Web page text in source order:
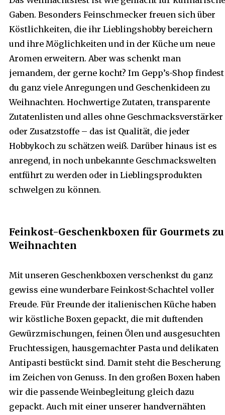
Gaben. Besonders Feinschmecker freuen sich über
Köstlichkeiten, die ihr Lieblingshobby bereichern
und ihre Möglichkeiten und in der Küche um neue
Aromen erweitern. Aber was schenkt man
jemandem, der gerne kocht? Im Gepp’s-Shop findest
du ganz viele Anregungen und Geschenkideen zu
Weihnachten. Hochwertige Zutaten, transparente
Zutatenlisten und alles ohne Geschmacksverstärker
oder Zusatzstoffe – das ist Qualität, die jeder
Hobbykoch zu schätzen weiß. Darüber hinaus ist es
anregend, in noch unbekannte Geschmackswelten
entführt zu werden oder in Lieblingsprodukten
schwelgen zu können.
Feinkost-Geschenkboxen für Gourmets zu
Weihnachten
Mit unseren Geschenkboxen verschenkst du ganz
gewiss eine wunderbare Feinkost-Schachtel voller
Freude. Für Freunde der italienischen Küche haben
wir köstliche Boxen gepackt, die mit duftenden
Gewürzmischungen, feinen Ölen und ausgesuchten
Fruchtessigen, hausgemachter Pasta und delikaten
Antipasti bestückt sind. Damit steht die Bescherung
im Zeichen von Genuss. In den großen Boxen haben
wir die passende Weinbegleitung gleich dazu
gepackt. Auch mit einer unserer handvernähten